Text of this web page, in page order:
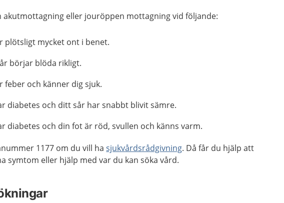
akutmottagning eller jouröppen mottagning vid följande:
plötsligt mycket ont i benet.
börjar blöda rikligt.
feber och känner dig sjuk.
diabetes och ditt sår har snabbt blivit sämre.
diabetes och din fot är röd, svullen och känns varm.
1177 om du vill hasjukvårdsrådgivning. Då får du hjälp att
symtom eller hjälp med var du kan söka vård.